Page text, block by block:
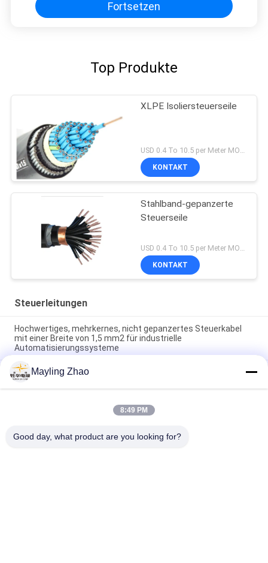
Fortsetzen
Top Produkte
XLPE Isoliersteuerseile
USD 0.4 To 10.5 per Meter MOQ:1000M
KONTAKT
Stahlband-gepanzerte
Steuerseile
KONTAKT
Steuerleitungen
Hochwertiges, mehrkernes, nicht gepanzertes Steuerkabel
mit einer Breite von 1,5 mm2 für industrielle
Automatisierungssysteme
Shanghai Shenghua Kabel Professional 2 - 61 Ader
Unbewehrtes Kabel Kundenspezifische CE KEMA
Zertifizierung
Shanghai Shenghua Stromkabel Professionelle Steuerleitung
Mayling Zhao
8:49 PM
Good day, what product are you looking for?